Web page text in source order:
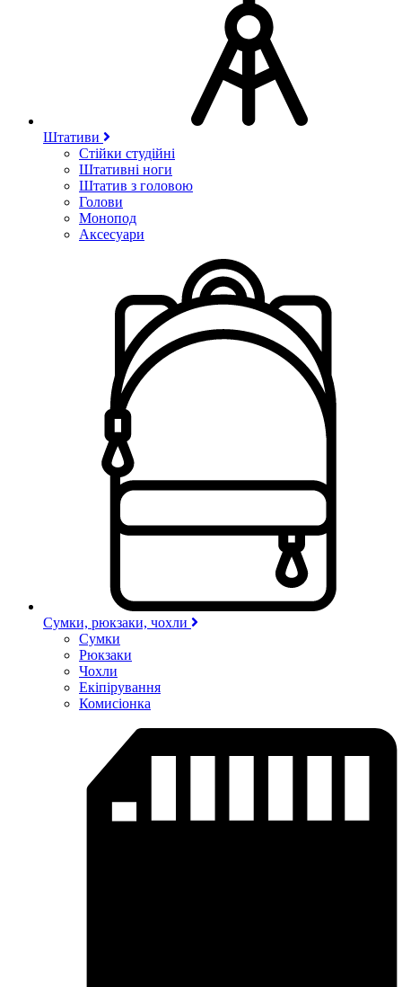
Штативи
Стійки студійні
Штативні ноги
Штатив з головою
Голови
Монопод
Аксесуари
Сумки, рюкзаки, чохли
Сумки
Рюкзаки
Чохли
Екіпірування
Комисіонка